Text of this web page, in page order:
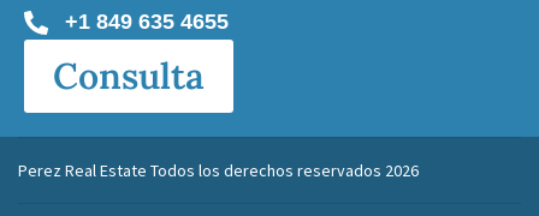
+1 849 635 4655
Consulta
Perez Real Estate Todos los derechos reservados 2026